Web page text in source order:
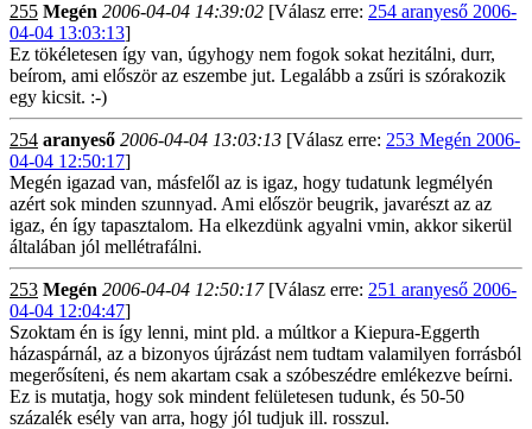
255 Megén 2006-04-04 14:39:02 [Válasz erre: 254 aranyeső 2006-
04-04 13:03:13]
Ez tökéletesen így van, úgyhogy nem fogok sokat hezitálni, durr,
beírom, ami először az eszembe jut. Legalább a zsűri is szórakozik
egy kicsit. :-)
254 aranyeső 2006-04-04 13:03:13 [Válasz erre: 253 Megén 2006-
04-04 12:50:17]
Megén igazad van, másfelől az is igaz, hogy tudatunk legmélyén
azért sok minden szunnyad. Ami először beugrik, javarészt az az
igaz, én így tapasztalom. Ha elkezdünk agyalni vmin, akkor sikerül
általában jól mellétrafálni.
253 Megén 2006-04-04 12:50:17[Válasz erre: 251 aranyeső 2006-
04-04 12:04:47]
Szoktam én is így lenni, mint pld. a múltkor a Kiepura-Eggerth
házaspárnál, az a bizonyos újrázást nem tudtam valamilyen forrásból
megerősíteni, és nem akartam csak a szóbeszédre emlékezve beírni.
Ez is mutatja, hogy sok mindent felületesen tudunk, és 50-50
százalék esély van arra, hogy jól tudjuk ill. rosszul.